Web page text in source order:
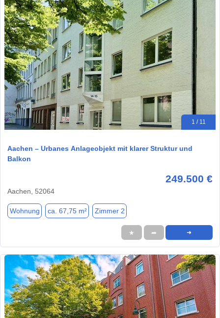
1 / 11
Aachen – Urbanes Anlageobjekt mit klarer Struktur und
Balkon
249.500 €
Aachen, 52064
Wohnung ca. 67,75 m² Zimmer 2
★ ➦ ➜